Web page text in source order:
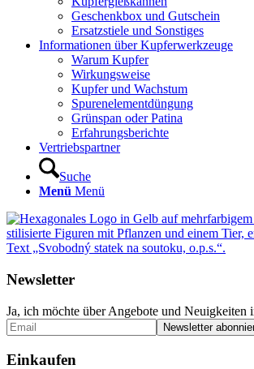
Geschenkbox und Gutschein
Ersatzstiele und Sonstiges
Informationen über Kupferwerkzeuge
Warum Kupfer
Wirkungsweise
Kupfer und Wachstum
Spurenelementdüngung
Grünspan oder Patina
Erfahrungsberichte
Vertriebspartner
Suche
Menü Menü
Newsletter
Ja, ich möchte über Angebote und Neuigkeiten
Einkaufen